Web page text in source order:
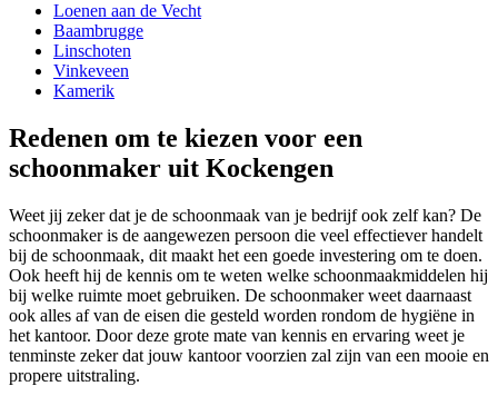
Loenen aan de Vecht
Baambrugge
Linschoten
Vinkeveen
Kamerik
Redenen om te kiezen voor een
schoonmaker uit Kockengen
Weet jij zeker dat je de schoonmaak van je bedrijf ook zelf kan? De
schoonmaker is de aangewezen persoon die veel effectiever handelt
bij de schoonmaak, dit maakt het een goede investering om te doen.
Ook heeft hij de kennis om te weten welke schoonmaakmiddelen hij
bij welke ruimte moet gebruiken. De schoonmaker weet daarnaast
ook alles af van de eisen die gesteld worden rondom de hygiëne in
het kantoor. Door deze grote mate van kennis en ervaring weet je
tenminste zeker dat jouw kantoor voorzien zal zijn van een mooie en
propere uitstraling.